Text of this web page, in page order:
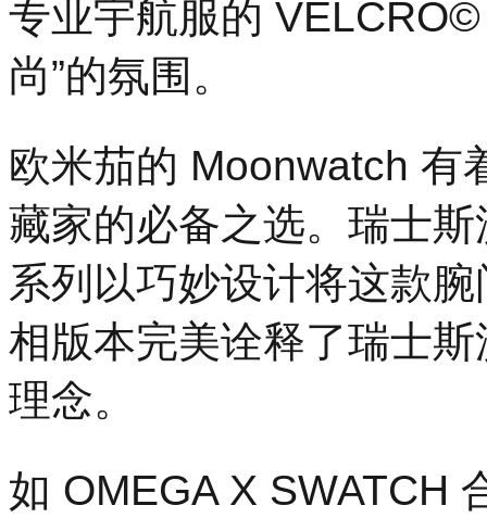
专业宇航服的
尚”的氛围。
欧米茄的 Moonwatch 有
藏家的必备之选。瑞士
系列以巧妙设计将这款
相版本完美诠释了瑞士
理念。
如 OMEGA X SWATCH